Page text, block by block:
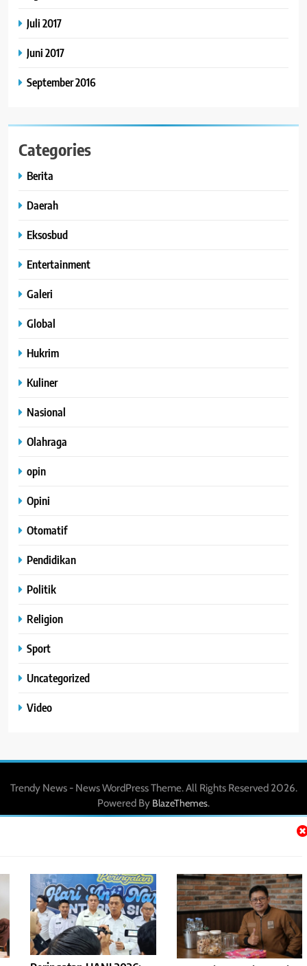
Juli 2017
Juni 2017
September 2016
Categories
Berita
Daerah
Eksosbud
Entertainment
Galeri
Global
Hukrim
Kuliner
Nasional
Olahraga
opin
Opini
Otomatif
Pendidikan
Politik
Religion
Sport
Uncategorized
Video
Trendy News - News WordPress Theme. All Rights Reserved 2026.
Powered By BlazeThemes.